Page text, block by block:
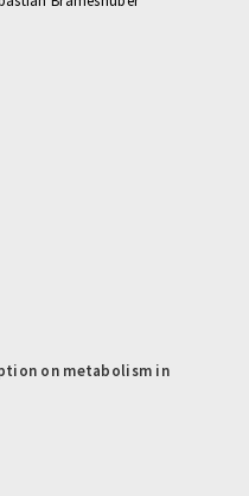
on metabolism in